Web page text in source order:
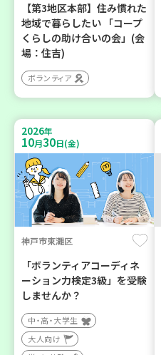
【第3地区本部】住み慣れた
地域で暮らしたい 「コープ
くらしの助け合いの会」(会
場：住吉)
ボランティア
2026年
10月30日(金)
神戸市東灘区
「ボランティアコーディネ
ーション力検定3級」を受験
しませんか？
中・高・大学生
大人向け